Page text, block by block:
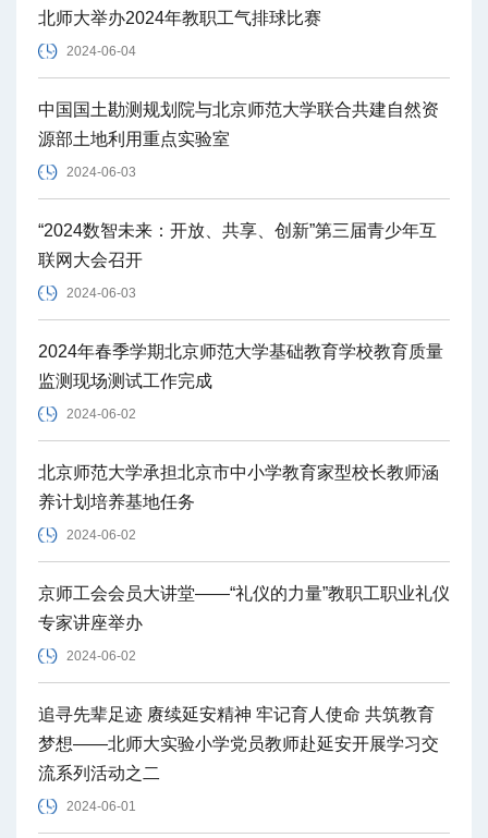
北师大举办2024年教职工气排球比赛
2024-06-04
中国国土勘测规划院与北京师范大学联合共建自然资
源部土地利用重点实验室
2024-06-03
“2024数智未来：开放、共享、创新”第三届青少年互
联网大会召开
2024-06-03
2024年春季学期北京师范大学基础教育学校教育质量
监测现场测试工作完成
2024-06-02
北京师范大学承担北京市中小学教育家型校长教师涵
养计划培养基地任务
2024-06-02
京师工会会员大讲堂——“礼仪的力量”教职工职业礼仪
专家讲座举办
2024-06-02
追寻先辈足迹 赓续延安精神 牢记育人使命 共筑教育
梦想——北师大实验小学党员教师赴延安开展学习交
流系列活动之二
2024-06-01